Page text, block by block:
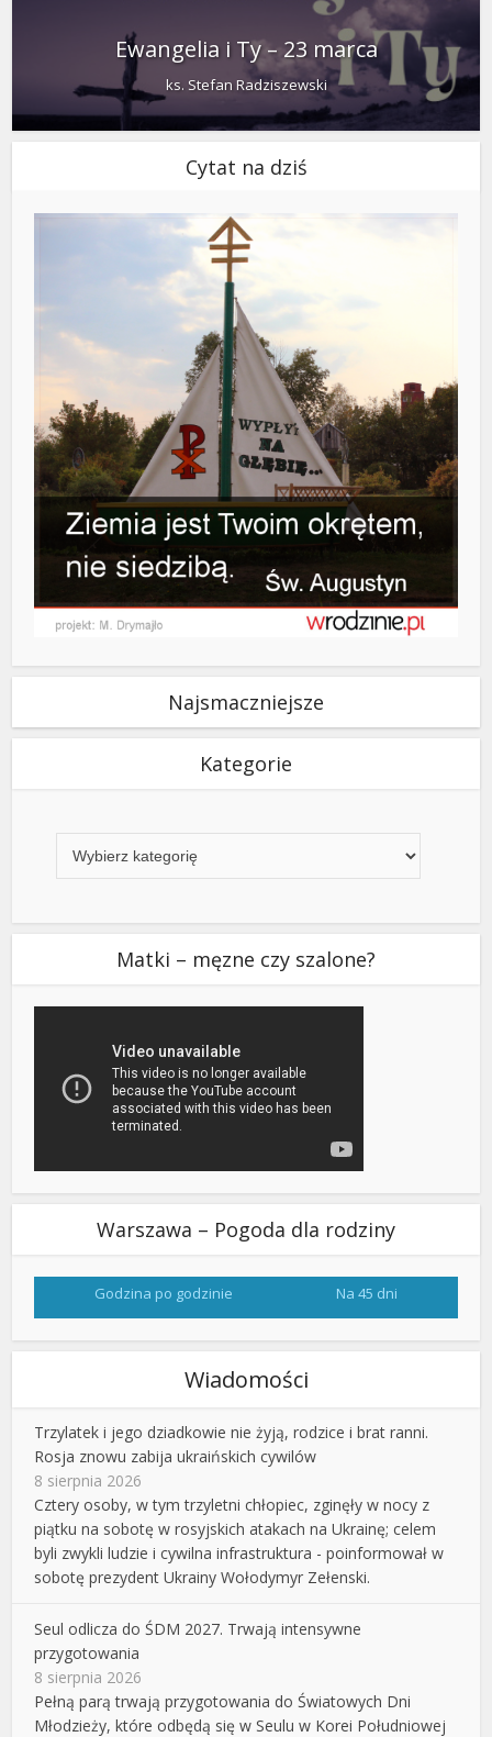
Ewangelia i Ty – 23 marca
ks. Stefan Radziszewski
Cytat na dziś
Najsmaczniejsze
Kategorie
Matki – męzne czy szalone?
Warszawa – Pogoda dla rodziny
Godzina po godzinie Na 45 dni
Wiadomości
Trzylatek i jego dziadkowie nie żyją, rodzice i brat ranni.
Rosja znowu zabija ukraińskich cywilów
8 sierpnia 2026
Cztery osoby, w tym trzyletni chłopiec, zginęły w nocy z
piątku na sobotę w rosyjskich atakach na Ukrainę; celem
byli zwykli ludzie i cywilna infrastruktura - poinformował w
sobotę prezydent Ukrainy Wołodymyr Zełenski.
Seul odlicza do ŚDM 2027. Trwają intensywne
przygotowania
8 sierpnia 2026
Pełną parą trwają przygotowania do Światowych Dni
Młodzieży, które odbędą się w Seulu w Korei Południowej